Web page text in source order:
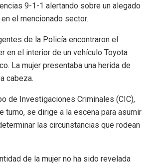
9-1-1 alertando sobre un alegado
el mencionado sector.
de la Policía encontraron el
en el interior de un vehículo Toyota
La mujer presentaba una herida de
cabeza.
de Investigaciones Criminales (CIC),
turno, se dirige a la escena para asumir
las circunstancias que rodean
de la mujer no ha sido revelada